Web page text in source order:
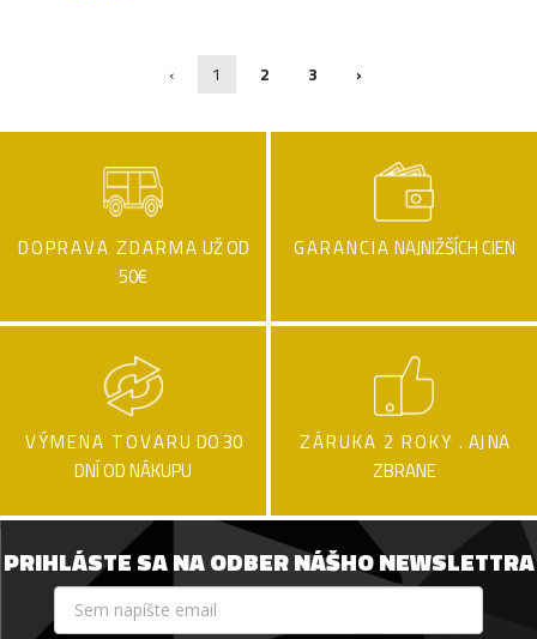
‹ 1 2 3 ›
DOPRAVA ZDARMA UŽ OD
50€
GARANCIA NAJNIŽŠÍCH CIEN
VÝMENA TOVARU DO 30
DNÍ OD NÁKUPU
ZÁRUKA 2 ROKY . AJ NA
ZBRANE
PRIHLÁSTE SA NA ODBER NÁŠHO NEWSLETTRA